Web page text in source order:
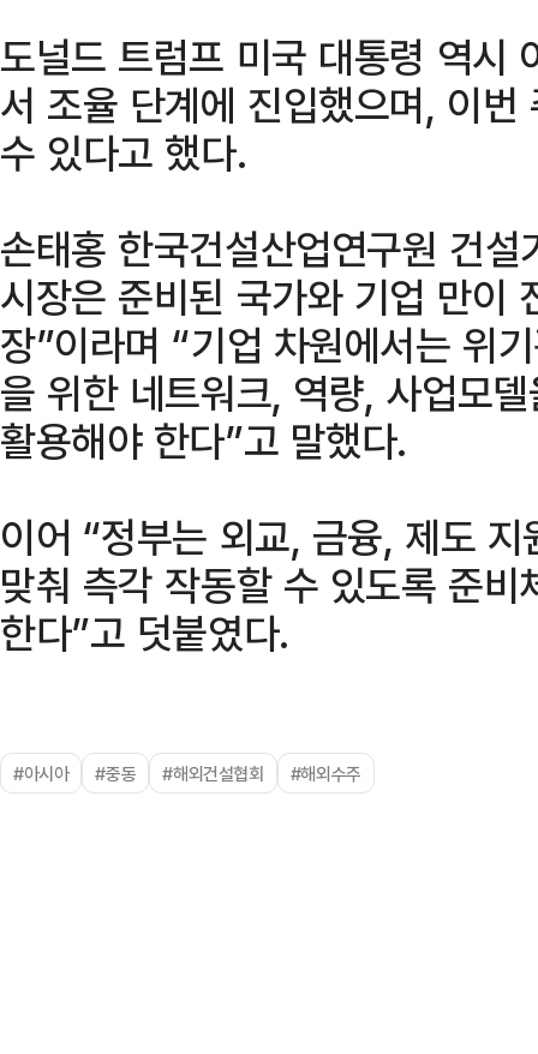
도널드 트럼프 미국 대통령 역시
서 조율 단계에 진입했으며, 이
수 있다고 했다.
손태홍 한국건설산업연구원 건설
시장은 준비된 국가와 기업 만이
장”이라며 “기업 차원에서는 위
을 위한 네트워크, 역량, 사업모
활용해야 한다”고 말했다.
이어 “정부는 외교, 금융, 제도
맞춰 측각 작동할 수 있도록 준
한다”고 덧붙였다.
#아시아 #중동 #해외건설협회 #해외수주